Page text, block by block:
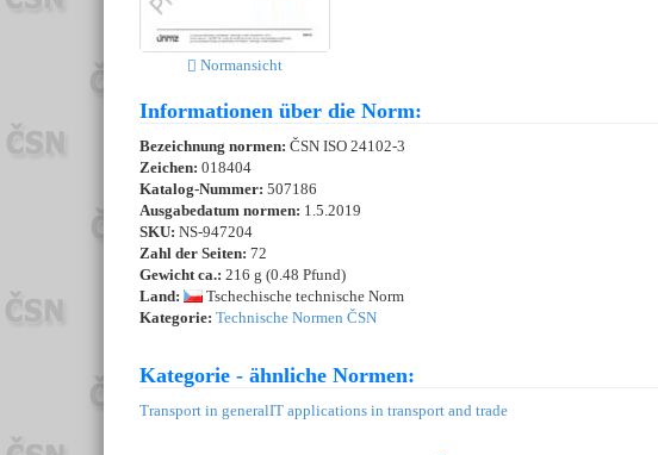
Normansicht
Informationen über die Norm:
Bezeichnung normen: ČSN ISO 24102-3
Zeichen: 018404
Katalog-Nummer: 507186
Ausgabedatum normen: 1.5.2019
SKU: NS-947204
Zahl der Seiten: 72
Gewicht ca.: 216 g (0.48 Pfund)
Land:
Tschechische technische Norm
Kategorie: Technische Normen ČSN
Kategorie - ähnliche Normen:
Transport in generalIT applications in transport and trade